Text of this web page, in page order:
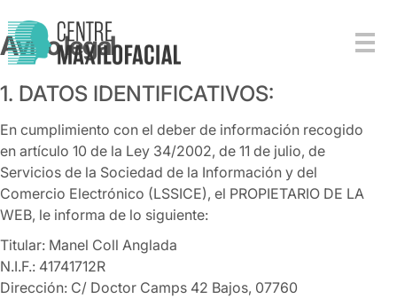
Aviso legal
1. DATOS IDENTIFICATIVOS:
En cumplimiento con el deber de información recogido
en artículo 10 de la Ley 34/2002, de 11 de julio, de
Servicios de la Sociedad de la Información y del
Comercio Electrónico (LSSICE), el PROPIETARIO DE LA
WEB, le informa de lo siguiente:
Titular: Manel Coll Anglada
N.I.F.: 41741712R
Dirección: C/ Doctor Camps 42 Bajos, 07760